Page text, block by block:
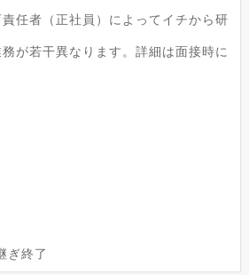
任者（正社員）によってイチから研
が若干異なります。詳細は面接時に
業務
巡回業務
ぎ終了